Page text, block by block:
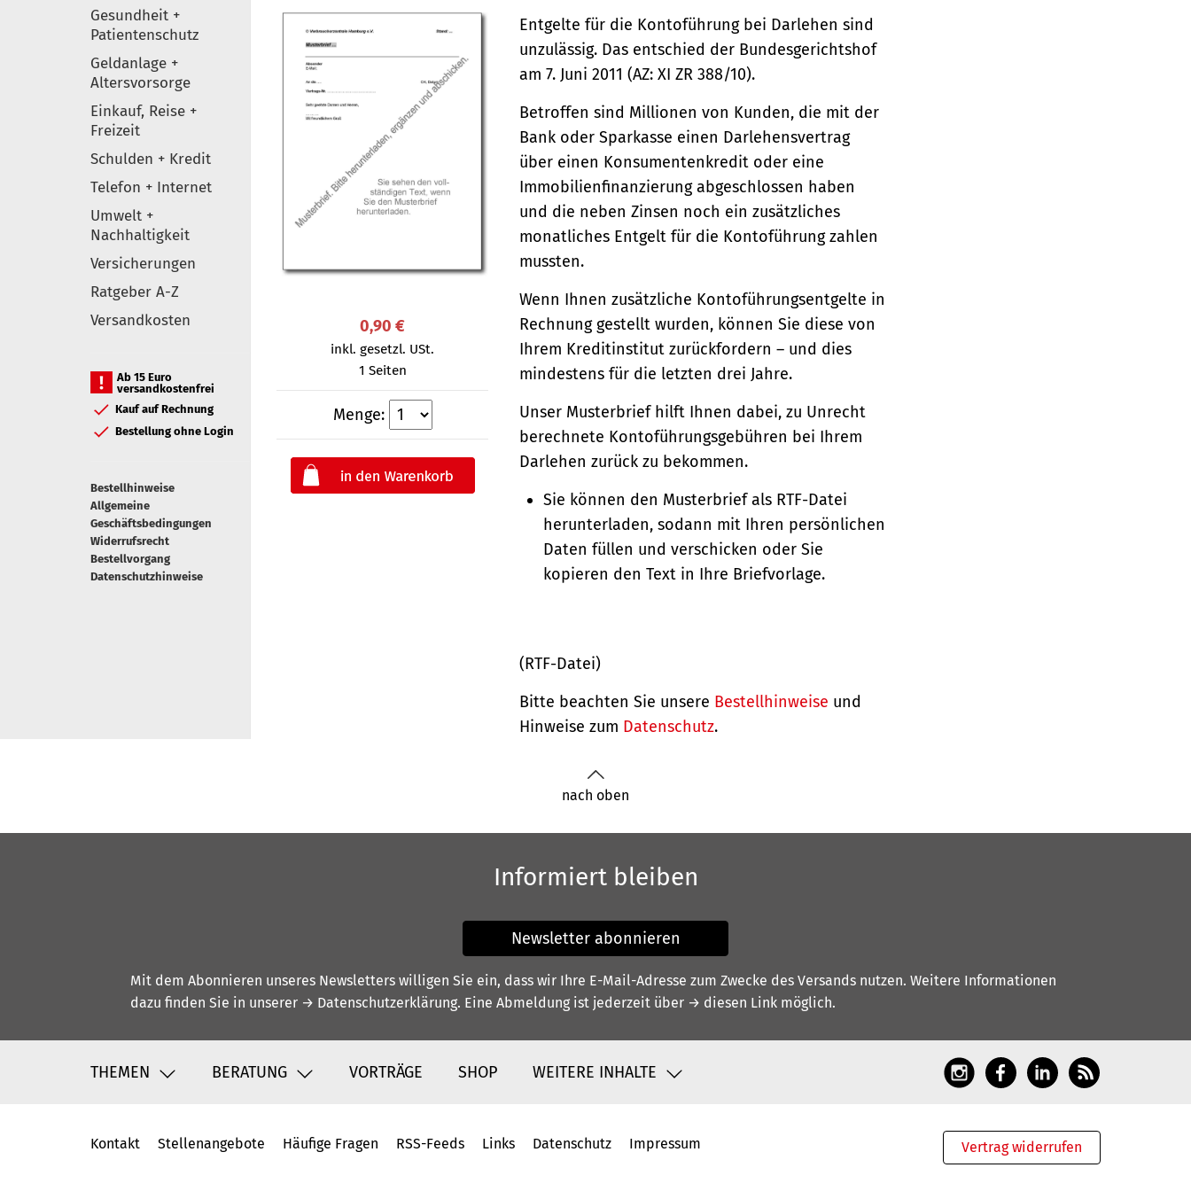
Gesundheit +
Patientenschutz
Geldanlage +
Altersvorsorge
Einkauf, Reise +
Freizeit
Schulden + Kredit
Telefon + Internet
Umwelt +
Nachhaltigkeit
Versicherungen
Ratgeber A-Z
Versandkosten
Ab 15 Euro
versandkostenfrei
Kauf auf Rechnung
Bestellung ohne Login
Bestellhinweise
Allgemeine
Geschäftsbedingungen
Widerrufsrecht
Bestellvorgang
Datenschutzhinweise
0,90 €
inkl. gesetzl. USt.
1 Seiten
Menge:
Entgelte für die Kontoführung bei Darlehen sind
unzulässig. Das entschied der Bundesgerichtshof
am 7. Juni 2011 (AZ: XI ZR 388/10).
Betroffen sind Millionen von Kunden, die mit der
Bank oder Sparkasse einen Darlehensvertrag
über einen Konsumentenkredit oder eine
Immobilienfinanzierung abgeschlossen haben
und die neben Zinsen noch ein zusätzliches
monatliches Entgelt für die Kontoführung zahlen
mussten.
Wenn Ihnen zusätzliche Kontoführungsentgelte in
Rechnung gestellt wurden, können Sie diese von
Ihrem Kreditinstitut zurückfordern – und dies
mindestens für die letzten drei Jahre.
Unser Musterbrief hilft Ihnen dabei, zu Unrecht
berechnete Kontoführungsgebühren bei Ihrem
Darlehen zurück zu bekommen.
Sie können den Musterbrief als RTF-Datei
herunterladen, sodann mit Ihren persönlichen
Daten füllen und verschicken oder Sie
kopieren den Text in Ihre Briefvorlage.
(RTF-Datei)
Bitte beachten Sie unsere Bestellhinweise und
Hinweise zum Datenschutz.
nach oben
Informiert bleiben
Newsletter abonnieren
Mit dem Abonnieren unseres Newsletters willigen Sie ein, dass wir Ihre E-Mail-Adresse zum Zwecke des Versands nutzen. Weitere Informationen
dazu finden Sie in unserer → Datenschutzerklärung. Eine Abmeldung ist jederzeit über → diesen Link möglich.
THEMEN BERATUNG VORTRÄGE SHOP WEITERE INHALTE
Fußbereich
Kontakt Stellenangebote Häufige Fragen RSS-Feeds Links Datenschutz Impressum Vertrag widerrufen